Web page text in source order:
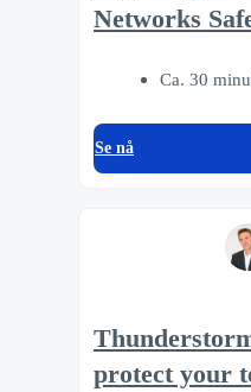
Networks
Ca. 30
Se nå
protect your